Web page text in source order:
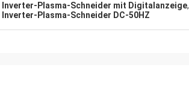
Inverter-Plasma-Schneider mit Digitalanzeige,
Inverter-Plasma-Schneider DC-50HZ